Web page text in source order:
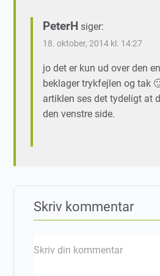
PeterH siger:
18. oktober, 2014 kl. 14:27
jo det er kun ud over den
beklager trykfejlen og tak
artiklen ses det tydeligt at
den venstre side.
Skriv kommentar
Skriv din kommentar